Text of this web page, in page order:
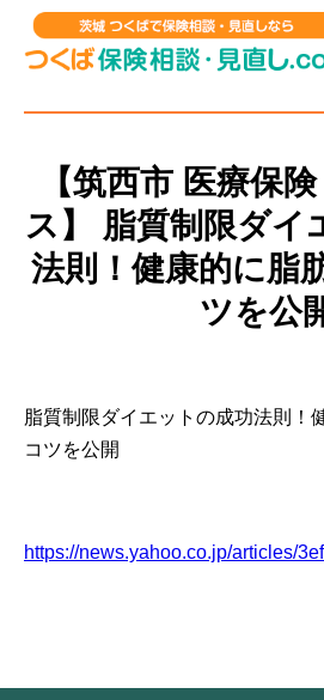
【筑西市 医療保
ス】 脂質制限ダイ
法則！健康的に脂
ツを公
脂質制限ダイエットの成功法則！
コツを公開
https://news.yahoo.co.jp/articles/